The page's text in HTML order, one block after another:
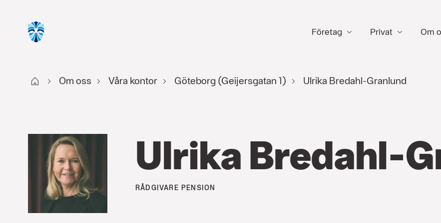
Företag Privat Om
Start Om oss Våra kontor Göteborg (Geijersgatan 1) Ulrika Bredahl-Granlund
Ulrika Bredahl-
RÅDGIVARE PENSION